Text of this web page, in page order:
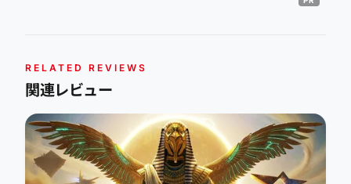
RELATED REVIEWS
関連レビュー